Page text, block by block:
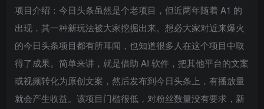
项目介绍：今日头条虽然是个老项目，但近两年随着 A1 的
出现，其一种新玩法被大家挖掘出来。想必大家对近来爆火
的今日头条项目都有所耳闻，也知道很多人在这个项目中取
得了成果。简单来讲，就是借助 AI 软件，把其他平台的文案
或视频转化为原创文案，然后发布到今日头条上，有播放量
就会产生收益。该项目门槛很低，对粉丝数量没有要求，新